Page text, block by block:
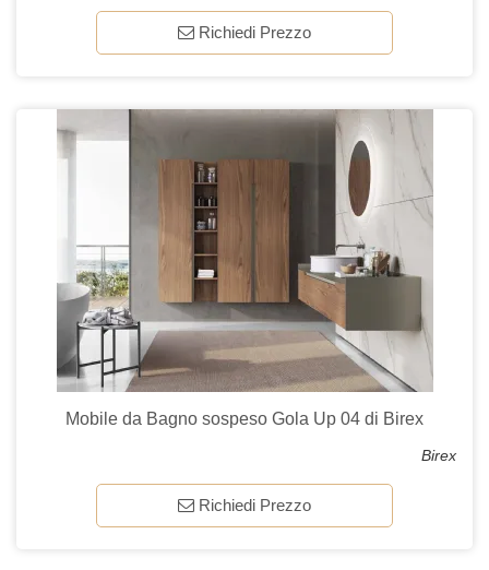
Richiedi Prezzo
Mobile da Bagno sospeso Gola Up 04 di Birex
Birex
Richiedi Prezzo